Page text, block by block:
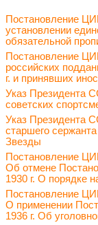
Постановление
установлении
обязательной
Постановление
российских
г. и принявших
Указ Президента
советских
Указ Президента
старшего
Звезды
Постановление
Об отмене
1930 г. О порядке
Постановление
О применении
1936 г. Об